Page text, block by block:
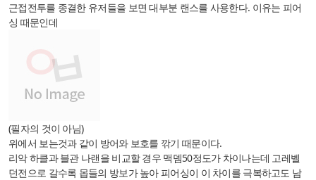
근접전투를 종결한 유저들을 보면 대부분 랜스를 사용한다. 이유는 피어
싱 때문인데
(필자의 것이 아님)
위에서 보는것과 같이 방어와 보호를 깎기 때문이다.
리악 하클과 블관 나랜을 비교할 경우 맥뎀50정도가 차이나는데 고레벨
던전으로 갈수록 몹들의 방보가 높아 피어싱이 이 차이를 극복하고도 남